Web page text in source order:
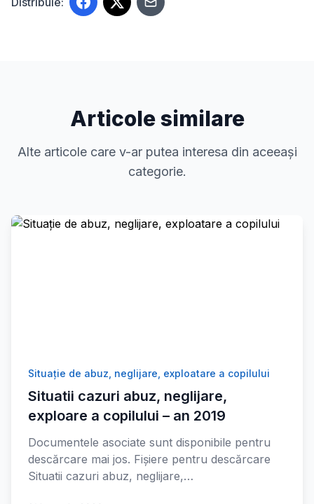
Articole similare
Alte articole care v-ar putea interesa din aceeași
categorie.
Situaţie de abuz, neglijare, exploatare a copilului
Situatii cazuri abuz, neglijare,
exploare a copilului – an 2019
Documentele asociate sunt disponibile pentru
descărcare mai jos. Fișiere pentru descărcare
Situatii cazuri abuz, neglijare,…